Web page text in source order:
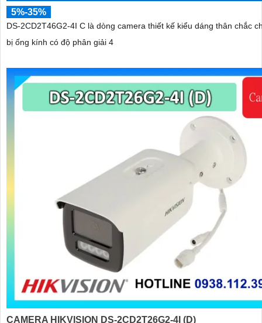
5%-35%
DS-2CD2T46G2-4I C là dòng camera thiết kế kiểu dáng thân chắc
bị ống kính có độ phân giải 4
CAMERA HIKVISION DS-2CD2T26G2-4I (D)